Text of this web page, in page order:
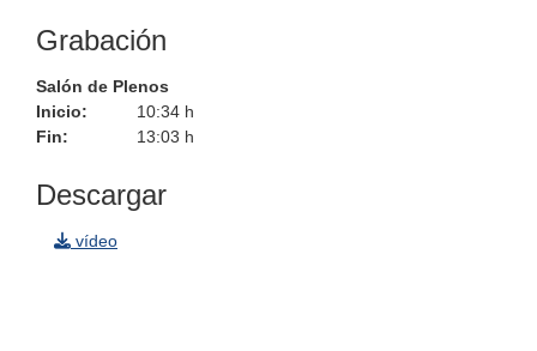
seconds
Grabación
Salón de Plenos
Inicio:
10:34 h
Fin:
13:03 h
Descargar
vídeo